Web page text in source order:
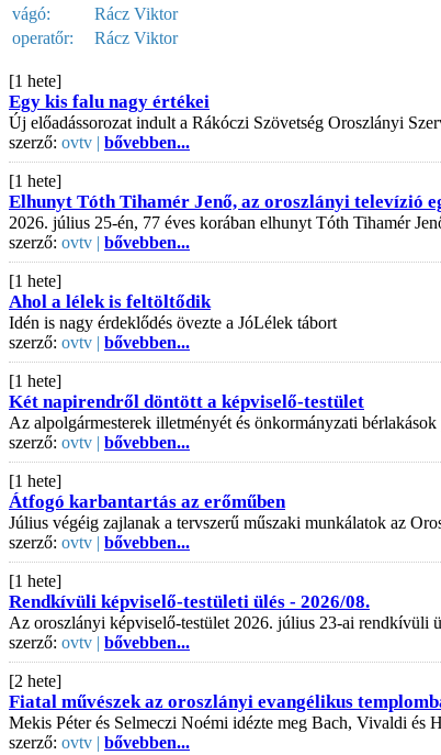
vágó:
Rácz Viktor
operatőr:
Rácz Viktor
[1 hete]
Egy kis falu nagy értékei
Új előadássorozat indult a Rákóczi Szövetség Oroszlányi
szerző: ovtv | bővebben...
[1 hete]
Elhunyt Tóth Tihamér Jenő, az oroszlányi televízió
2026. július 25-én, 77 éves korában elhunyt Tóth Tihamér
szerző: ovtv | bővebben...
[1 hete]
Ahol a lélek is feltöltődik
Idén is nagy érdeklődés övezte a JóLélek tábort
szerző: ovtv | bővebben...
[1 hete]
Két napirendről döntött a képviselő-testület
Az alpolgármesterek illetményét és önkormányzati
szerző: ovtv | bővebben...
[1 hete]
Átfogó karbantartás az erőműben
Július végéig zajlanak a tervszerű műszaki munkálatok az
szerző: ovtv | bővebben...
[1 hete]
Rendkívüli képviselő-testületi ülés - 2026/08.
Az oroszlányi képviselő-testület 2026. július 23-ai rendkívüli
szerző: ovtv | bővebben...
[2 hete]
Fiatal művészek az oroszlányi evangélikus
Mekis Péter és Selmeczi Noémi idézte meg Bach, Vivaldi és
szerző: ovtv | bővebben...